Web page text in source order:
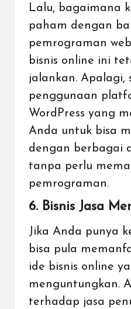
Lalu, bagaimana
paham dengan
pemrograman
bisnis online ini
jalankan.
penggunaan
WordPress yang
Anda untuk bisa
dengan berbagai
tanpa perlu
pemrograman.
6. Bisnis Jasa
Jika Anda punya
bisa pula
ide bisnis online
menguntungkan.
terhadap jasa